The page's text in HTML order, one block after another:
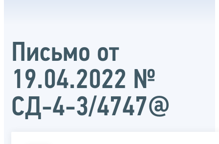
Письмо от
19.04.2022 №
СД-4-3/4747@